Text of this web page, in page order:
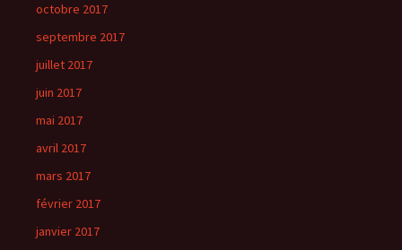
octobre 2017
septembre 2017
juillet 2017
juin 2017
mai 2017
avril 2017
mars 2017
février 2017
janvier 2017